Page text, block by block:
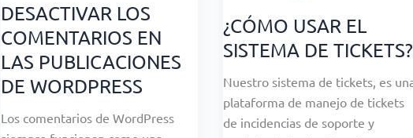
DESACTIVAR LOS
COMENTARIOS EN
LAS PUBLICACIONES
DE WORDPRESS
Los comentarios de WordPress
¿CÓMO USAR EL
SISTEMA DE TICKETS?
Nuestro sistema de tickets, es
plataforma de manejo de tickets
de incidencias de soporte y